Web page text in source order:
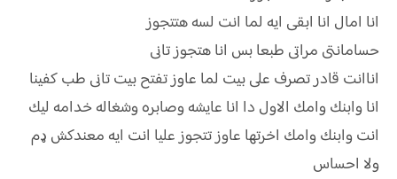
انا امال انا ابقى ايه لما انت لسه هتتجوز
حسامانتى مراتى طبعا بس انا هتجوز تانى
اناانت قادر تصرف على بيت لما عاوز تفتح بيت تانى طب كفينا
انا وابنك وامك الاول دا انا عايشه وصابره وشغاله خدامه ليك
انت وابنك وامك اخرتها عاوز تتجوز عليا انت ايه معندكش ډم
ولا احساس